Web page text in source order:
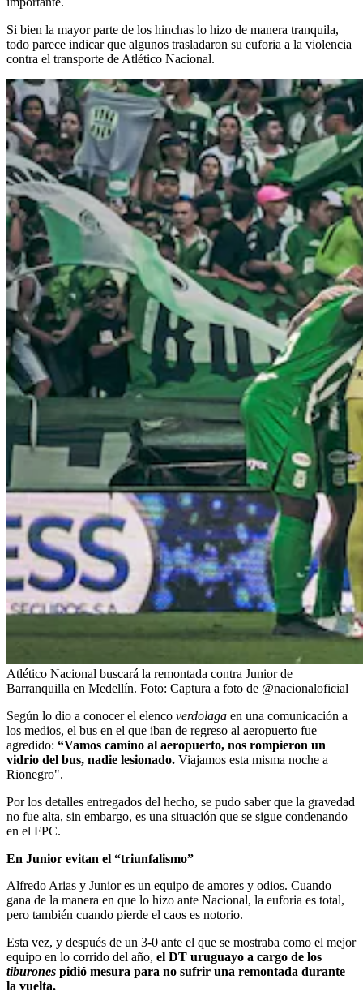
Si bien la mayor parte de los hinchas lo hizo de manera tranquila,
todo parece indicar que algunos trasladaron su euforia a la violencia
contra el transporte de Atlético Nacional.
Atlético Nacional buscará la remontada contra Junior de
Barranquilla en Medellín. Foto: Captura a foto de @nacionaloficial
Según lo dio a conocer el elenco verdolaga en una comunicación a
los medios, el bus en el que iban de regreso al aeropuerto fue
agredido: “Vamos camino al aeropuerto, nos rompieron un
vidrio del bus, nadie lesionado. Viajamos esta misma noche a
Rionegro".
Por los detalles entregados del hecho, se pudo saber que la gravedad
no fue alta, sin embargo, es una situación que se sigue condenando
en el FPC.
En Junior evitan el “triunfalismo”
Alfredo Arias y Junior es un equipo de amores y odios. Cuando
gana de la manera en que lo hizo ante Nacional, la euforia es total,
pero también cuando pierde el caos es notorio.
Esta vez, y después de un 3-0 ante el que se mostraba como el mejor
equipo en lo corrido del año, el DT uruguayo a cargo de los
tiburones pidió mesura para no sufrir una remontada durante
la vuelta.